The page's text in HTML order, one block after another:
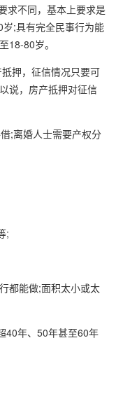
求不同，基本上要求是
;具有完全民事行为能
18-80岁。
押，征信情况只要可
说，房产抵押对征信
;离婚人士需要产权分
;
都能做;面积太小或太
40年、50年甚至60年